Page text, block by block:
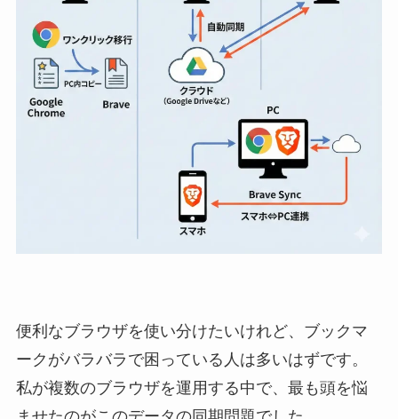
便利なブラウザを使い分けたいけれど、ブックマ
ークがバラバラで困っている人は多いはずです。
私が複数のブラウザを運用する中で、最も頭を悩